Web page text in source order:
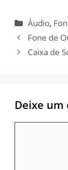
Categorias
Áudio,
Fone de
Caixa de
Deixe